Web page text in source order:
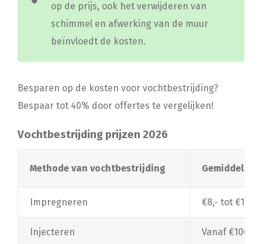
op de prijs, ook het verwijderen van
schimmel en afwerking van de muur
beïnvloedt de kosten.
Besparen op de kosten voor vochtbestrijding?
Bespaar tot 40% door offertes te vergelijken!
Vochtbestrijding prijzen 2026
Methode van vochtbestrijding Gemiddelde
Impregneren €8,- tot €12,-
Injecteren Vanaf €100,-